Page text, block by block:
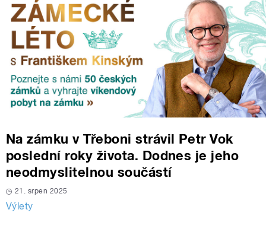
Na zámku v Třeboni strávil Petr Vok
poslední roky života. Dodnes je jeho
neodmyslitelnou součástí
21. srpen 2025
Výlety